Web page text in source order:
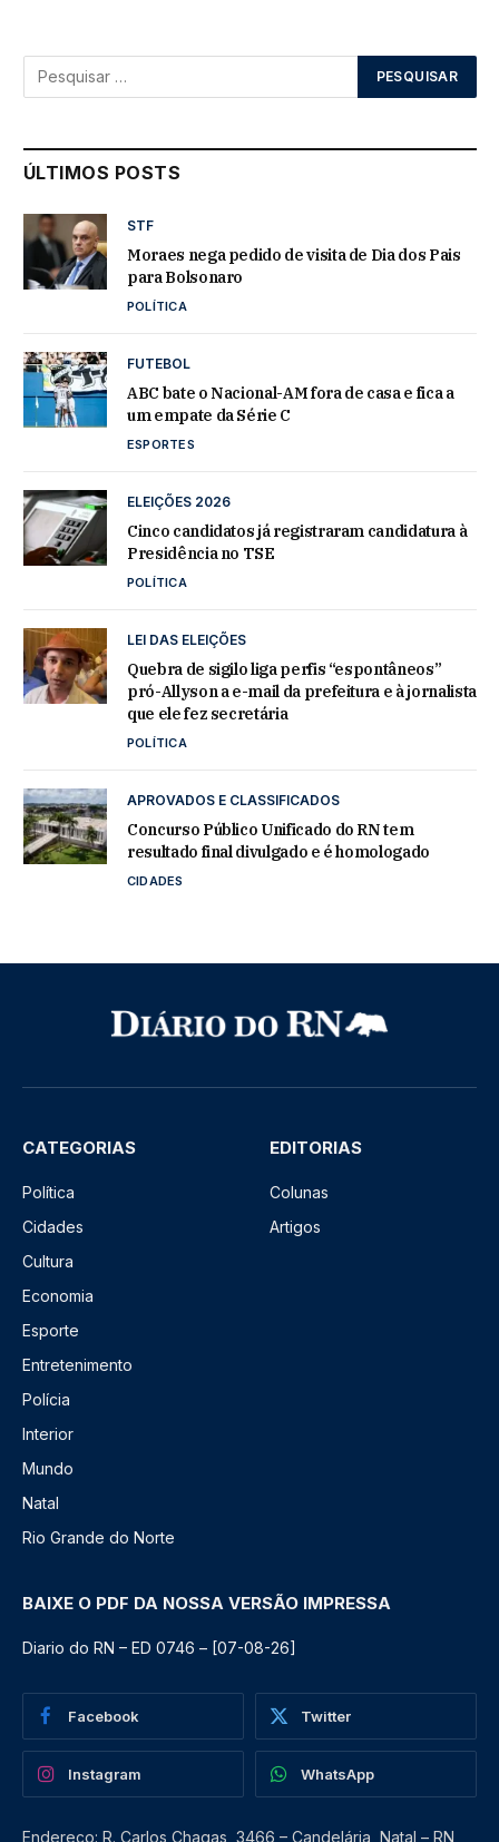
ÚLTIMOS POSTS
STF
Moraes nega pedido de visita de Dia dos Pais
para Bolsonaro
POLÍTICA
FUTEBOL
ABC bate o Nacional-AM fora de casa e fica a
um empate da Série C
ESPORTES
ELEIÇÕES 2026
Cinco candidatos já registraram candidatura à
Presidência no TSE
POLÍTICA
LEI DAS ELEIÇÕES
Quebra de sigilo liga perfis “espontâneos”
pró-Allyson a e-mail da prefeitura e à jornalista
que ele fez secretária
POLÍTICA
APROVADOS E CLASSIFICADOS
Concurso Público Unificado do RN tem
resultado final divulgado e é homologado
CIDADES
CATEGORIAS
Política
Cidades
Cultura
Economia
Esporte
Entretenimento
Polícia
Interior
Mundo
Natal
Rio Grande do Norte
EDITORIAS
Colunas
Artigos
BAIXE O PDF DA NOSSA VERSÃO IMPRESSA
Diario do RN – ED 0746 – [07-08-26]
Facebook Twitter
Instagram WhatsApp
Endereço: R. Carlos Chagas, 3466 – Candelária, Natal – RN,